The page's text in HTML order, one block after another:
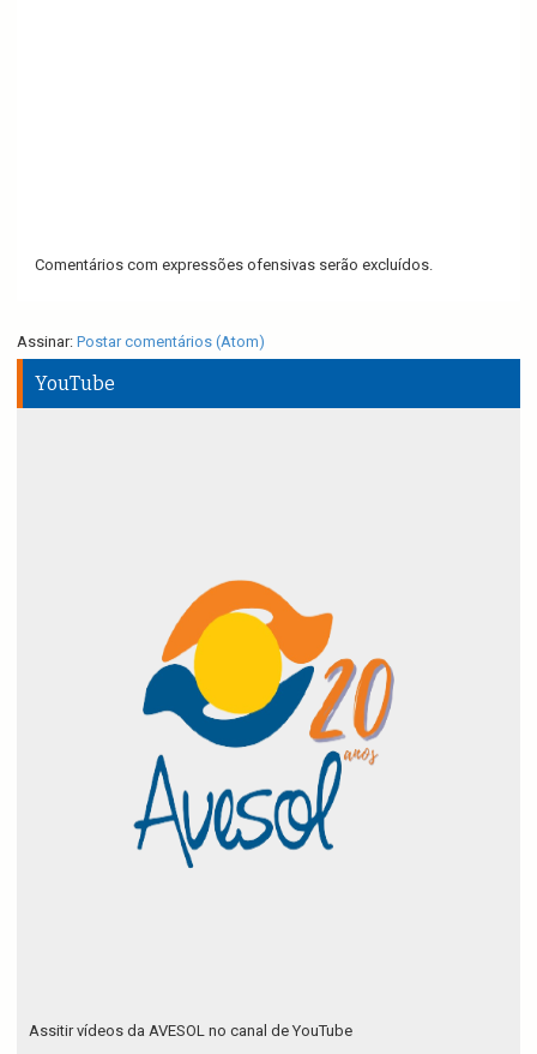
Comentários com expressões ofensivas serão excluídos.
Assinar: Postar comentários (Atom)
YouTube
Assitir vídeos da AVESOL no canal de YouTube